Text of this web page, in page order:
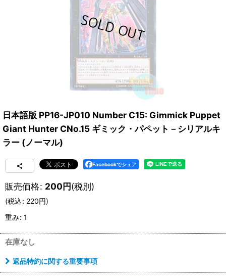
日本語版 PP16-JP010 Number C15: Gimmick Puppet
Giant Hunter CNo.15 ギミック・パペット－シリアルキ
ラー (ノーマル)
Facebookでシェア
販売価格: 200円(税別)
(税込: 220円)
重み: 1
在庫なし
返品特約に関する重要事項